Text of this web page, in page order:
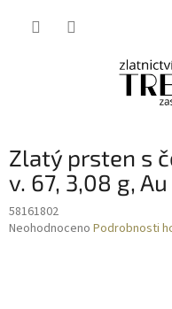
Zlatý prsten s
v. 67, 3,08 g,
58161802
Průměrné
Neohodnoceno Podrobnosti